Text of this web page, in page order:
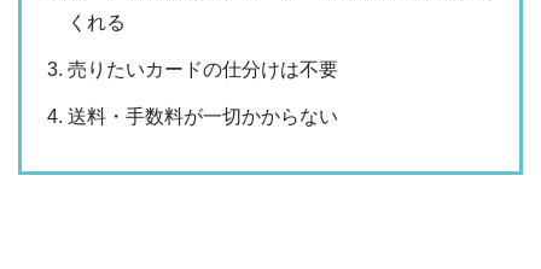
くれる
売りたいカードの仕分けは不要
送料・手数料が一切かからない